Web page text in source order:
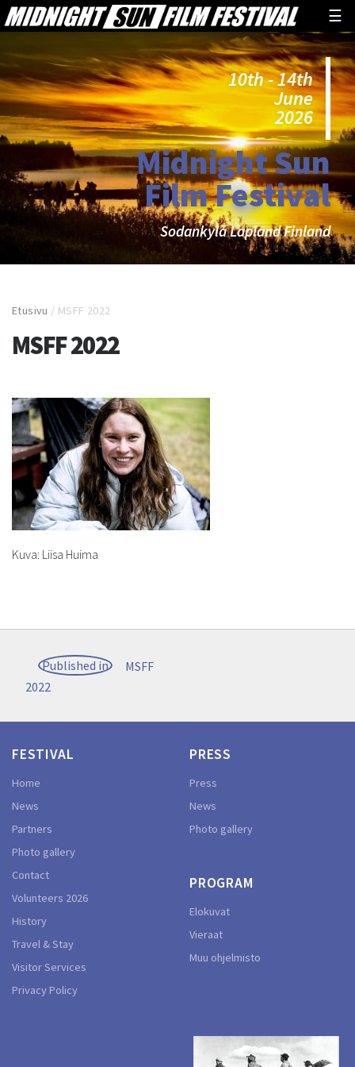
☰
10th - 14th
June
2026
Midnight Sun
Film Festival
Sodankylä Lapland Finland
Etusivu / MSFF 2022
MSFF 2022
Kuva: Liisa Huima
Post
navigation
Published in
MSFF
2022
FESTIVAL
Home
News
Partners
Photo gallery
Contact
Volunteers 2026
History
Travel & Stay
Visitor Services
Privacy Policy
PRESS
Press
News
Photo gallery
PROGRAM
Elokuvat
Vieraat
Muu ohjelmisto